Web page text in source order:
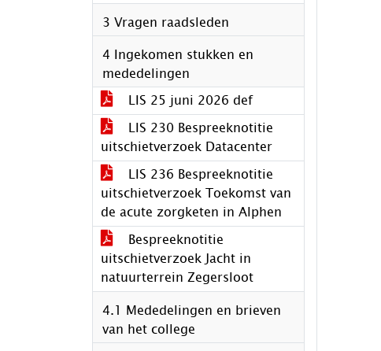
3 Vragen raadsleden
4 Ingekomen stukken en
mededelingen
LIS 25 juni 2026 def
LIS 230 Bespreeknotitie
uitschietverzoek Datacenter
LIS 236 Bespreeknotitie
uitschietverzoek Toekomst van
de acute zorgketen in Alphen
Bespreeknotitie
uitschietverzoek Jacht in
natuurterrein Zegersloot
4.1 Mededelingen en brieven
van het college